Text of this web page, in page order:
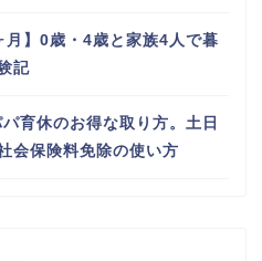
月】0歳・4歳と家族4人で暮
記
育休のお得な取り方。土日
会保険料免除の使い方